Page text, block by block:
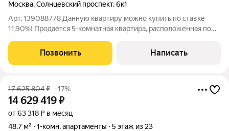
Москва,Солнцевский проспект,6к1
Арт. 139088778 Данную квартиру можно купить по ставке
11.90%! Продается 5-комнатная квартира, расположенная по
квартиры составляет 135 м, располагается на 19/22 этажей.
Квартира включает 4
Позвонить Написать
17 625 804₽ –17%
14 629 419₽
от 63 318 ₽ в месяц
48,7 м²
1-комн. апартаменты 5 этаж из 23